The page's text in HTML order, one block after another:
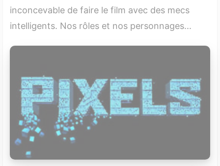
inconcevable de faire le film avec des mecs
intelligents. Nos rôles et nos personnages...